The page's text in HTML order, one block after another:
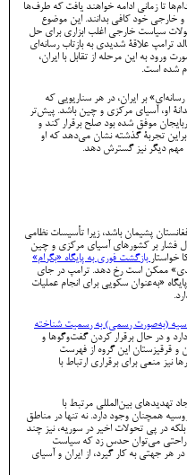
تا زمانی ادامه خواهند یافت که طرف‌ها
خارجی خود کافی بدانند. این موضوع
سیاست خارجی اغلب ابزاری برای حل
ترامپ علاقۀ شدیدی به بازتاب رسانه‌ای
به این مرحله از تقابل با ایران،
شده است.
بر ایران، در هر سناریویی که
او، آسیای مرکزی و چین باشد. پیش‌تر
موفق شده بود صلح برقرار کند و
تجربۀ گذشته نشان می‌دهد که او
مهم دیگر نیز گسترش دهد.
پشیمان باشد، زیرا تأسیسات نظامی
فشار بر کشورهای آسیای مرکزی و چین
خواستاربازگشت فوری به پایگاه «بگرام»
ممکن است رخ دهد. ترامپ در جای
«به‌عنوان سکویی برای انجام عملیات
(به‌صورت رسمی) به رسمیت شناخته
و در حال برقرار کردن گفت‌وگوها و
و قرقیزستان این گروه از فهرست
منعی برای برقراری ارتباط با
تهدیدهای بین‌المللی مرتبط با
همچنان وجود دارد. نه تنها در مناطق
در پی تحولات اخیر در سوریه، نیز چند
به‌راحتی می‌توان حدس زد که سیاست
هر جهتی به کار گیرد، از ایران و آسیای